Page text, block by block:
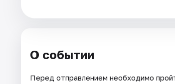
О событии
Перед отправлением необходимо